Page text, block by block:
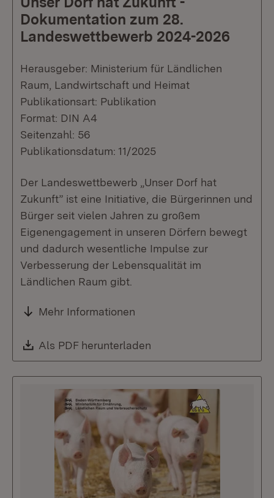
Dokumentation zum 28.
Landeswettbewerb 2024-2026
Herausgeber: Ministerium für Ländlichen
Raum, Landwirtschaft und Heimat
Publikationsart: Publikation
Format: DIN A4
Seitenzahl: 56
Publikationsdatum: 11/2025
Der Landeswettbewerb „Unser Dorf hat
Zukunft” ist eine Initiative, die Bürgerinnen und
Bürger seit vielen Jahren zu großem
Eigenengagement in unseren Dörfern bewegt
und dadurch wesentliche Impulse zur
Verbesserung der Lebensqualität im
Ländlichen Raum gibt.
Mehr Informationen
Download:
Als PDF herunterladen